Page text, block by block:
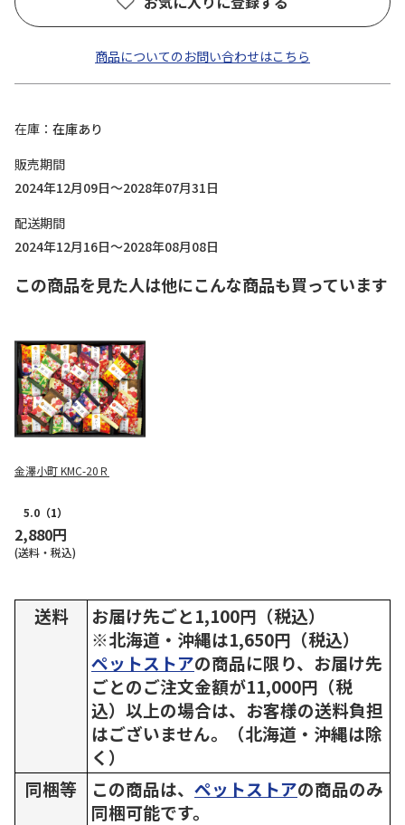
商品についてのお問い合わせはこちら
在庫
在庫あり
販売期間
2024年12月09日～2028年07月31日
配送期間
2024年12月16日～2028年08月08日
この商品を見た人は他にこんな商品も買っています
金澤小町 KMC-20Ｒ
5.0 （1）
2,880円
(送料・税込)
送料
お届け先ごと1,100円（税込）
※北海道・沖縄は1,650円（税込）
ペットストアの商品に限り、お届け先
ごとのご注文金額が11,000円（税
込）以上の場合は、お客様の送料負担
はございません。（北海道・沖縄は除
く）
同梱等
この商品は、 ペットストアの商品のみ
同梱可能です。